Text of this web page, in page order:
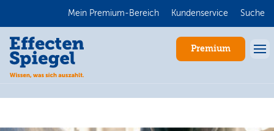
Mein Premium-Bereich Kundenservice Suche
Premium